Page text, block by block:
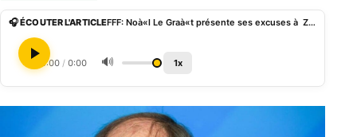
🎧 ÉCOUTER L'ARTICLE FFF: Noà«l Le Graà«t présente ses excuses à Zinedine Zidane
0:00 / 0:00 🔊 1x